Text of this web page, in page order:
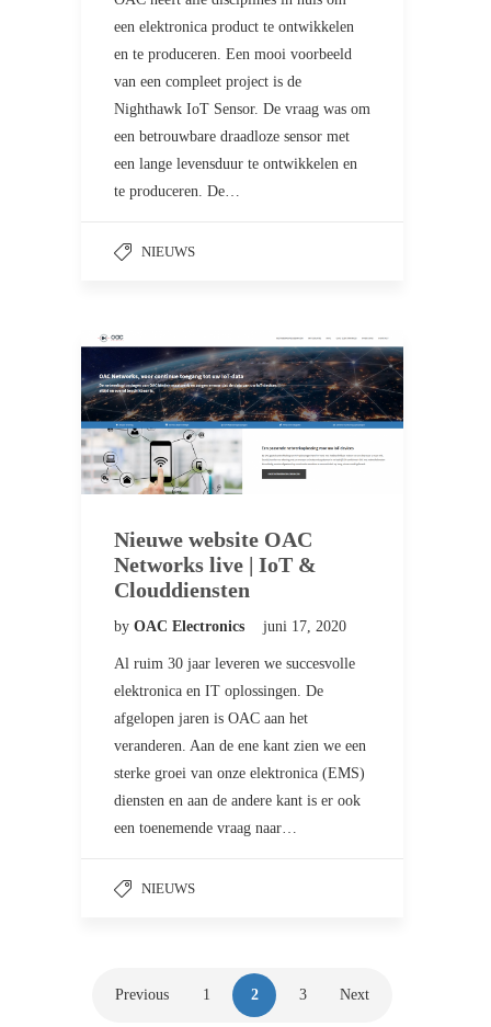
een elektronica product te ontwikkelen
en te produceren. Een mooi voorbeeld
van een compleet project is de
Nighthawk IoT Sensor. De vraag was om
een betrouwbare draadloze sensor met
een lange levensduur te ontwikkelen en
te produceren. De…
NIEUWS
Nieuwe website OAC
Networks live | IoT &
Clouddiensten
by OAC Electronics juni 17, 2020
Al ruim 30 jaar leveren we succesvolle
elektronica en IT oplossingen. De
afgelopen jaren is OAC aan het
veranderen. Aan de ene kant zien we een
sterke groei van onze elektronica (EMS)
diensten en aan de andere kant is er ook
een toenemende vraag naar…
NIEUWS
Previous 1 2 3 Next